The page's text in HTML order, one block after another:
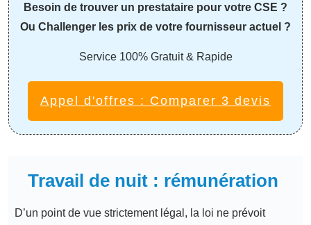
Besoin de trouver un prestataire pour votre CSE ?
Ou Challenger les prix de votre fournisseur actuel ?
Service 100% Gratuit & Rapide
Appel d'offres : Comparer 3 devis
Travail de nuit : rémunération
D’un point de vue strictement légal, la loi ne prévoit